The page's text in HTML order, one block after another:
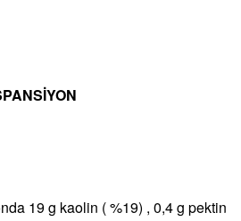
19 g kaolin ( %19) , 0,4 g pektin